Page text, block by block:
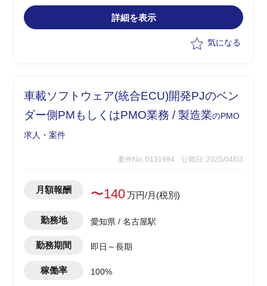
・プロジェクト管理(進捗管理/課題解決
詳細を表示
気になる
車載ソフトウェア(統合ECU)開発PJのベン
ダー側PMもしくはPMO業務 / 製造業のPMO
求人・案件
案件No. 0131994 公開日: 2025/04/03
月額報酬 〜140万円/月(税別)
勤務地 愛知県 / 名古屋駅
勤務期間 即日～長期
稼働率 100%